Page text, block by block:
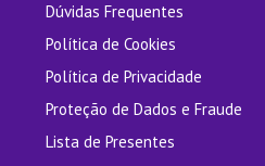
Dúvidas Frequentes
Política de Cookies
Política de Privacidade
Proteção de Dados e Fraude
Lista de Presentes